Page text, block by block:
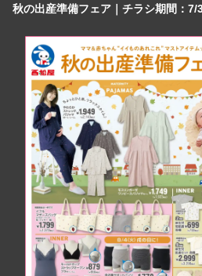
秋の出産準備フェア｜チラシ期間：7/